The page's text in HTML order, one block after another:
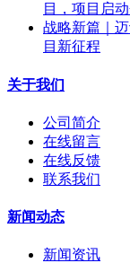
目，项目启
战略新篇｜
目新征程
关于我们
公司简介
在线留言
在线反馈
联系我们
新闻动态
新闻资讯